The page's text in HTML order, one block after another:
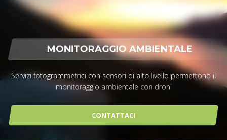
MONITORAGGIO AMBIENTALE
Servizi fotogrammetrici con sensori di alto livello permettono il
monitoraggio ambientale con droni
CONTATTACI